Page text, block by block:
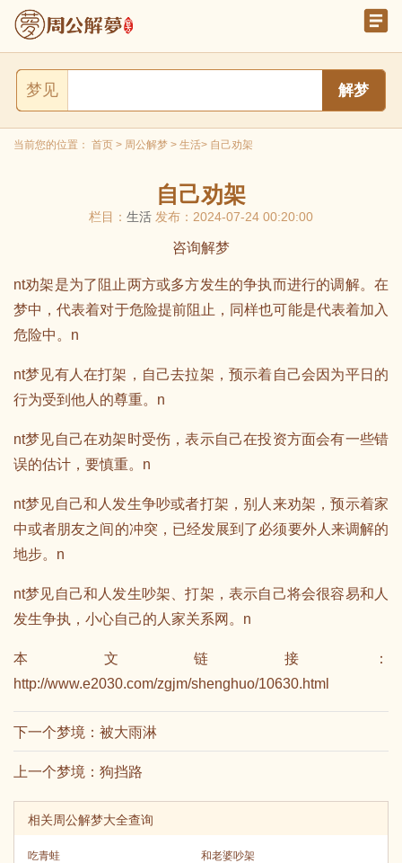
梦见
当前您的位置： 首页 > 周公解梦 > 生活> 自己劝架
自己劝架
栏目： 生活 发布：2024-07-24 00:20:00
咨询解梦
nt劝架是为了阻止两方或多方发生的争执而进行的调解。在
梦中，代表着对于危险提前阻止，同样也可能是代表着加入
危险中。n
nt梦见有人在打架，自己去拉架，预示着自己会因为平日的
行为受到他人的尊重。n
nt梦见自己在劝架时受伤，表示自己在投资方面会有一些错
误的估计，要慎重。n
nt梦见自己和人发生争吵或者打架，别人来劝架，预示着家
中或者朋友之间的冲突，已经发展到了必须要外人来调解的
地步。n
nt梦见自己和人发生吵架、打架，表示自己将会很容易和人
发生争执，小心自己的人家关系网。n
本文链接：
http://www.e2030.com/zgjm/shenghuo/10630.html
下一个梦境： 被大雨淋
上一个梦境： 狗挡路
相关周公解梦大全查询
吃青蛙
和老婆吵架